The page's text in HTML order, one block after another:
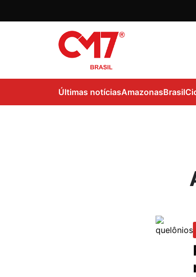
Últimas notíciasAmazonasBrasil